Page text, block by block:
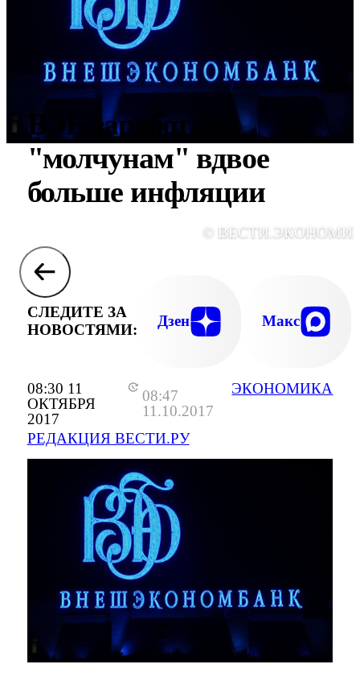
08:30 11
ОКТЯБРЯ
2017
08:47
11.10.2017
РЕДАКЦИЯ ВЕСТИ.РУ
ЭКОНОМИКА
ВЭБ заработал
"молчунам" вдвое
больше инфляции
©
СЛЕДИТЕ ЗА
НОВОСТЯМИ:
Дзен Макс